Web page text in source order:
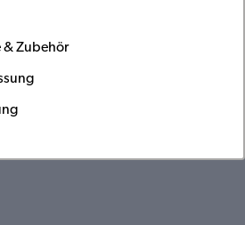
& Zubehör